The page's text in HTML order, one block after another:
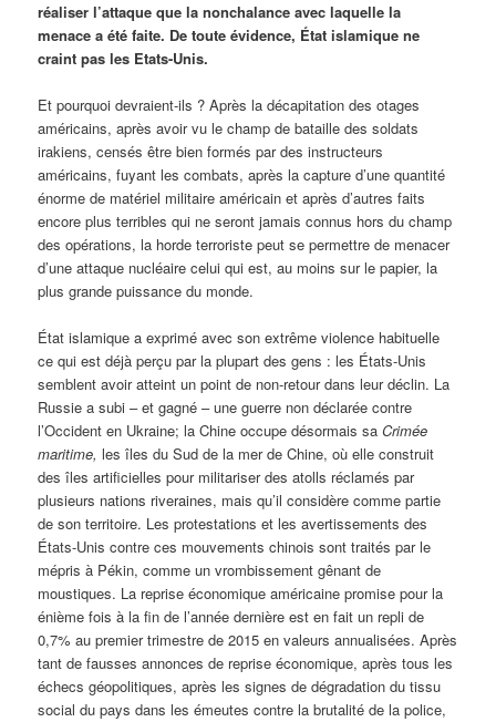
réaliser l’attaque que la nonchalance avec laquelle la
menace a été faite. De toute évidence, État islamique ne
craint pas les Etats-Unis.
Et pourquoi devraient-ils ? Après la décapitation des otages
américains, après avoir vu le champ de bataille des soldats
irakiens, censés être bien formés par des instructeurs
américains, fuyant les combats, après la capture d’une quantité
énorme de matériel militaire américain et après d’autres faits
encore plus terribles qui ne seront jamais connus hors du champ
des opérations, la horde terroriste peut se permettre de menacer
d’une attaque nucléaire celui qui est, au moins sur le papier, la
plus grande puissance du monde.
État islamique a exprimé avec son extrême violence habituelle
ce qui est déjà perçu par la plupart des gens : les États-Unis
semblent avoir atteint un point de non-retour dans leur déclin. La
Russie a subi – et gagné – une guerre non déclarée contre
l’Occident en Ukraine; la Chine occupe désormais saCrimée
maritime, les îles du Sud de la mer de Chine, où elle construit
des îles artificielles pour militariser des atolls réclamés par
plusieurs nations riveraines, mais qu’il considère comme partie
de son territoire. Les protestations et les avertissements des
États-Unis contre ces mouvements chinois sont traités par le
mépris à Pékin, comme un vrombissement gênant de
moustiques. La reprise économique américaine promise pour la
énième fois à la fin de l’année dernière est en fait un repli de
0,7% au premier trimestre de 2015 en valeurs annualisées. Après
tant de fausses annonces de reprise économique, après tous les
échecs géopolitiques, après les signes de dégradation du tissu
social du pays dans les émeutes contre la brutalité de la police,